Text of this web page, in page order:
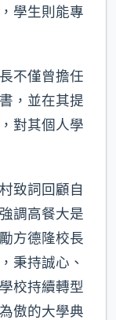
學生則能專
不僅曾擔任
，並在其提
對其個人學
致詞回顧自
調高餐大是
方德隆校長
秉持誠心、
校持續轉型
傲的大學典